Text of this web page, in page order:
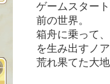
ゲームスター
前の世界。
箱舟に乗って
を生み出すノ
荒れ果てた大